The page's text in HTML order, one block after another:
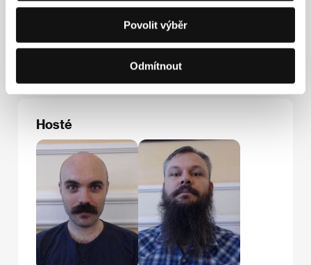
Povolit výběr
Odmítnout
345 Hudson St., 13th Floor, 100 14, New York
Spojené státy americké
Fax: +1 917 368 6986
international@weinsteinco.com
Hosté